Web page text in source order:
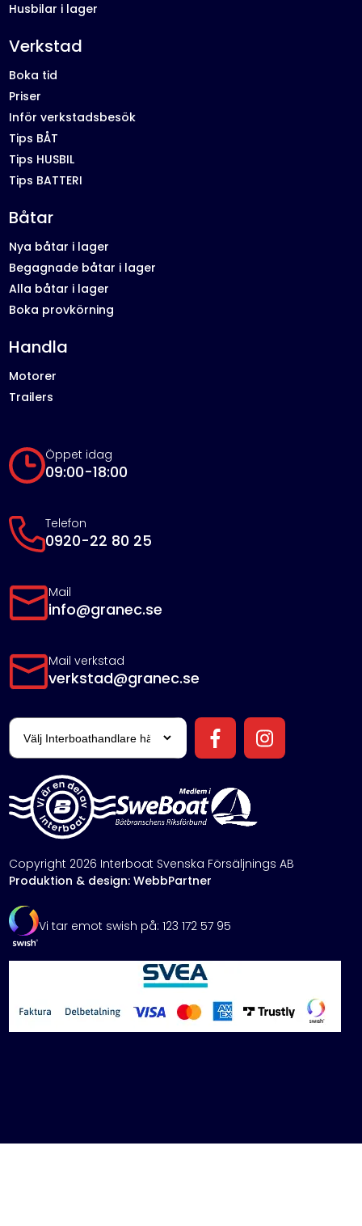
Öppet idag
09:00-18:00
Telefon
0920-22 80 25
Mail
info@granec.se
Mail verkstad
verkstad@granec.se
Husbilar i lager
Verkstad
Boka tid
Priser
Inför verkstadsbesök
Tips BÅT
Tips HUSBIL
Tips BATTERI
Båtar
Nya båtar i lager
Begagnade båtar i lager
Alla båtar i lager
Boka provkörning
Handla
Motorer
Trailers
Copyright 2026 Interboat Svenska Försäljnings AB
Produktion & design: WebbPartner
Vi tar emot swish på: 123 172 57 95